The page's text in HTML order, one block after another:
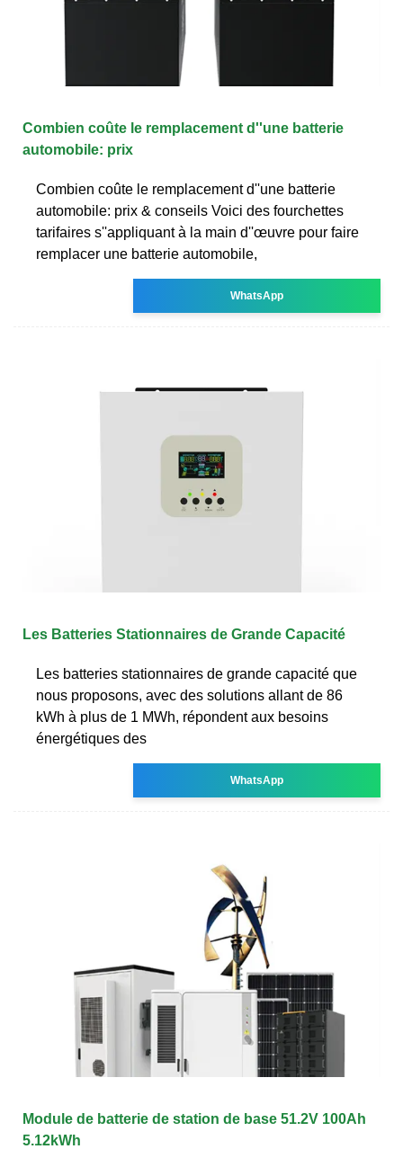
Combien coûte le remplacement d''une batterie
automobile: prix
Combien coûte le remplacement d''une batterie
automobile: prix & conseils Voici des fourchettes
tarifaires s''appliquant à la main d''œuvre pour faire
remplacer une batterie automobile,
WhatsApp
Les Batteries Stationnaires de Grande Capacité
Les batteries stationnaires de grande capacité que
nous proposons, avec des solutions allant de 86
kWh à plus de 1 MWh, répondent aux besoins
énergétiques des
WhatsApp
Module de batterie de station de base 51.2V 100Ah
5.12kWh